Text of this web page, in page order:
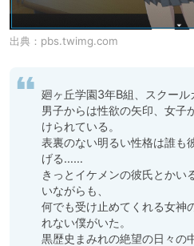
出典： pbs.twimg.com
廻ヶ丘学園3年B組、スクール
男子からは性欲の矢印、女子
けられている。
表裏のない明るい性格は誰も
げる……
きっとイケメンの彼氏とか
いながらも、
何でも受け止めてくれる女神
れない僕がいた。
黒歴史まみれの絶望の日々の